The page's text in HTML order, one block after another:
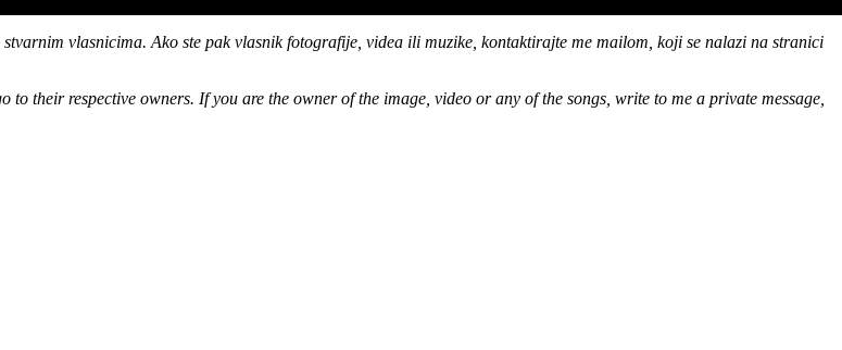
vlasnicima. Ako ste pak vlasnik fotografije, videa ili muzike, kontaktirajte me mailom, koji se nalazi na stranici
their respective owners. If you are the owner of the image, video or any of the songs, write to me a private message,